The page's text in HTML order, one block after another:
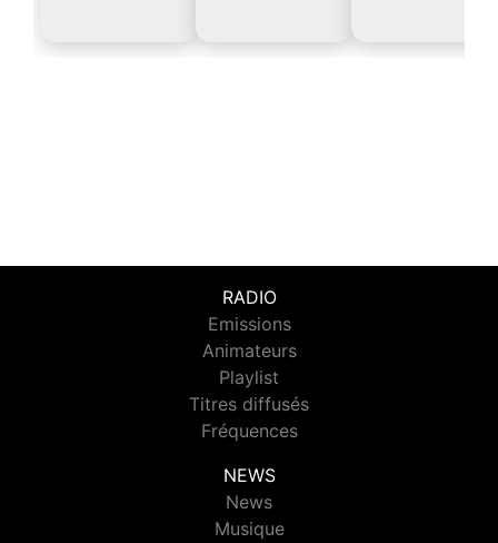
RADIO
Emissions
Animateurs
Playlist
Titres diffusés
Fréquences
NEWS
News
Musique